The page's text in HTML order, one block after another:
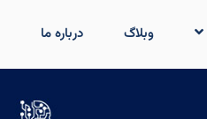
وبلاگ درباره ما